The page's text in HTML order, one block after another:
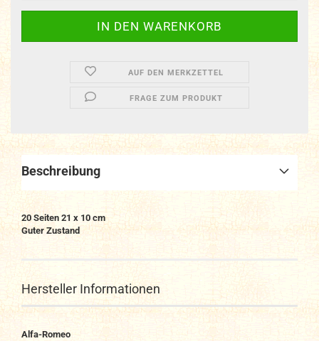
AUF DEN MERKZETTEL
FRAGE ZUM PRODUKT
Beschreibung
20 Seiten 21 x 10 cm
Guter Zustand
Hersteller Informationen
Alfa-Romeo